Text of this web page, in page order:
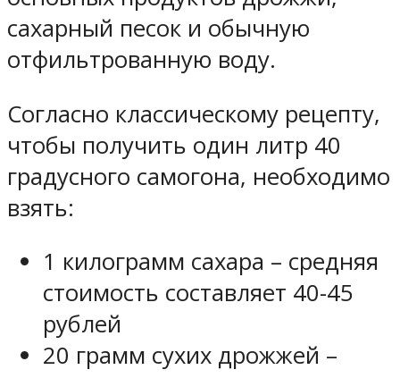
сахарный песок и обычную
отфильтрованную воду.
Согласно классическому рецепту,
чтобы получить один литр 40
градусного самогона, необходимо
взять:
1 килограмм сахара – средняя
стоимость составляет 40-45
рублей
20 грамм сухих дрожжей –